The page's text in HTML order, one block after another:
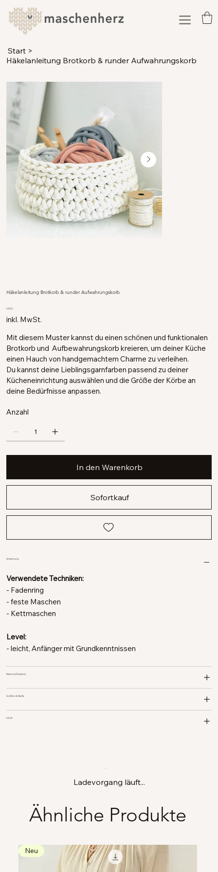
Start >
Häkelanleitung Brotkorb & runder Aufwahrungskorb
Häkelanleitung Brotkorb & runder Aufwahrungskorb
Preis
5,90 €
inkl. MwSt.
Mit diesem Muster kannst du einen schönen und funktionalen
Brotkorb und Aufbewahrungskorb kreieren, um deiner Küche
einen Hauch von handgemachtem Charme zu verleihen.
Du kannst deine Lieblingsgarnfarben passend zu deiner
Kücheneinrichtung auswählen und die Größe der Körbe an
deine Bedürfnisse anpassen.
Anzahl
In den Warenkorb
Sofortkauf
Umsetzung
Verwendete Techniken:
- Fadenring
- feste Maschen
- Kettmaschen
Level:
- leicht, Anfänger mit Grundkenntnissen
Material/Zubehör
Größen & Maße
Inhalt
Ladevorgang läuft...
Ähnliche Produkte
Neu